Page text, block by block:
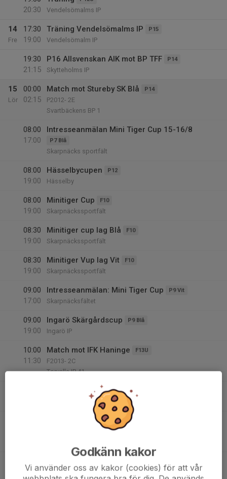
20:30
Vendelsömalms IP
14
Fre
17:30
19:00
Träning Vendelsömalms IP P15
Vendelsömalm IP
19:30
21:15
P16 Allsvenskan AIK mot BP TFF P14
Skytteholms IP
15
Lör
00:00
02:15
Match mot Stureby SK Blå P14
P2012- 2E
Svartbäckens BP 1
08:00
17:00
Intresseanmälan Mini Tiger Cup 15-16/8
P7 Blå
Skarpnäcks sportfält
08:00
19:00
Hässelbycupen P12
Hässelby
08:00
19:00
Minitiger Cup F10
Skarpnäckssportfält
08:30
19:00
Minitiger cup lag Blå F10
Skarpnäckssportfält
08:30
19:00
Minitiger Vup lag Vit F10
Skarpnäckssportfält
09:00
17:00
Intresseanmälan: Mini Tiger Cup P9 Vit
Skarpnäcksfältet
09:00
19:00
Ingarö Skärgårdscup P9 Blå
Ingarö IP
10:00
11:30
Match mot IFK Haninge F13U
F2013- 2C
Torvalla IP 41
Intresseanmälan CUP 15/8
Kvarnängens IP (Nynäs)
Match mot Värmdö IF Blå
13:00
P2013- 4G
Godkänn kakor
Vi använder oss av kakor (cookies) för att vår